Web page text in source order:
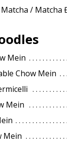
/ Matcha
Mein
Chow Mein
Mein
Mein